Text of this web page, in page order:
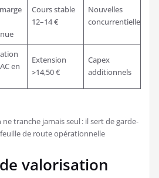
Cours stable
12–14 €
Nouvelles
concurrentielles
en
Extension
>14,50 €
Capex
additionnels
ne tranche jamais seul : il sert de garde-
de route opérationnelle
valorisation